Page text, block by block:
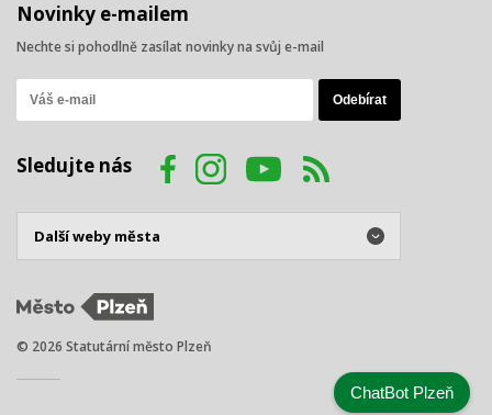
Novinky e-mailem
Nechte si pohodlně zasílat novinky na svůj e-mail
Sledujte nás
© 2026 Statutární město Plzeň
ChatBot Plzeň